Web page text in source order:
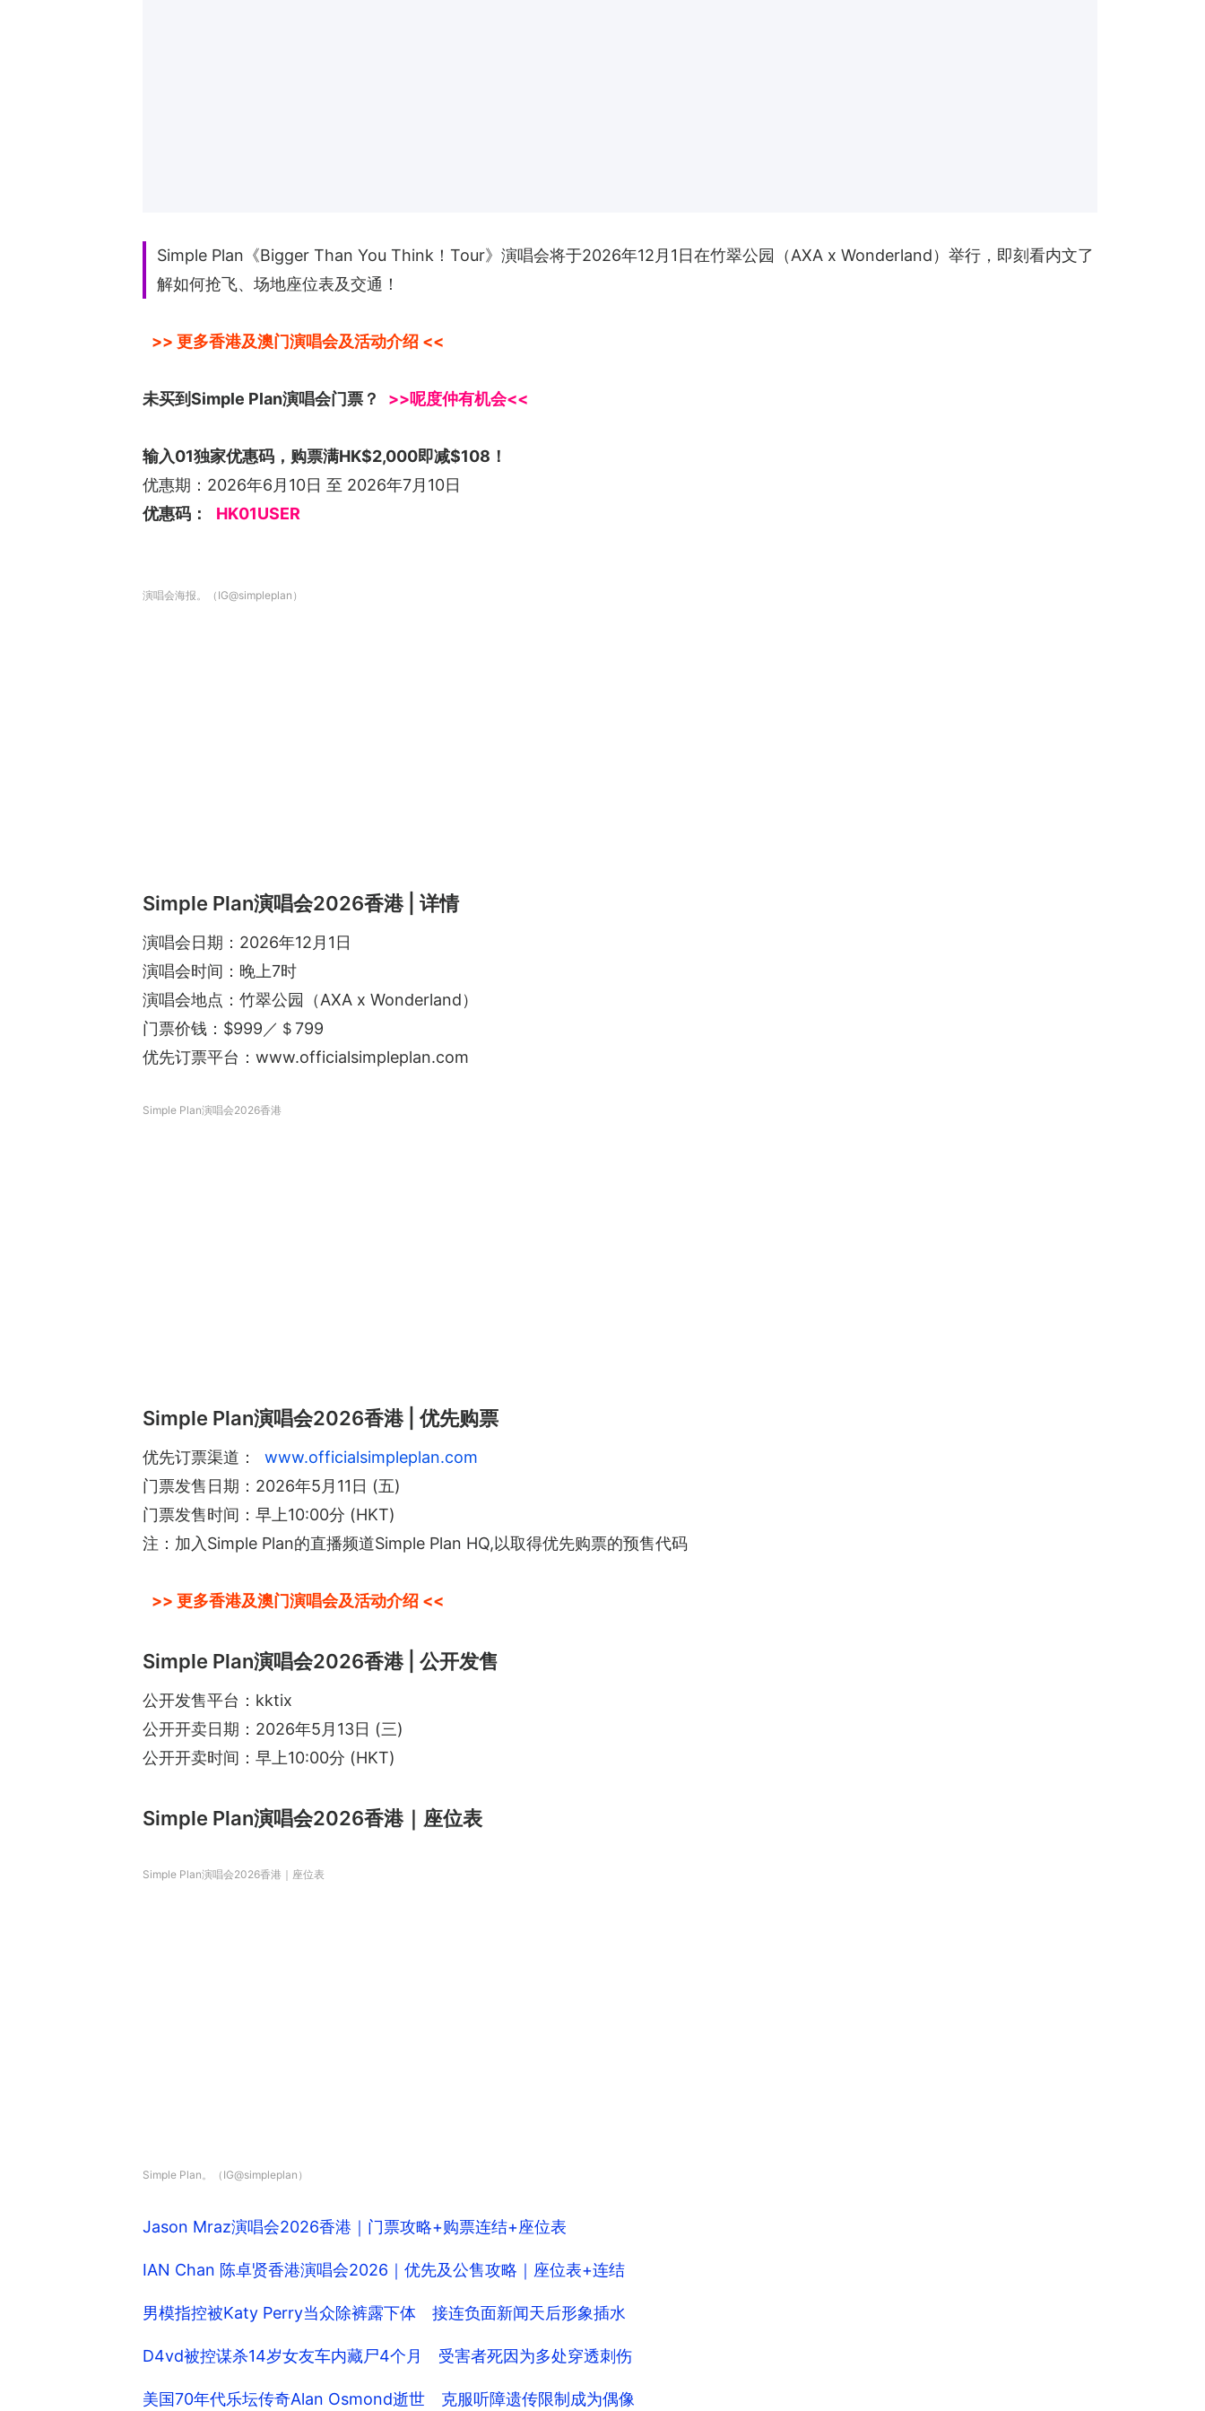
Simple Plan《Bigger Than You Think！Tour》演唱会将于2026年12月1日在竹翠公园（AXA x Wonderland）举行，即刻看内文了
解如何抢飞、场地座位表及交通！
>> 更多香港及澳门演唱会及活动介绍 <<
未买到Simple Plan演唱会门票？ >>呢度仲有机会<<
输入01独家优惠码，购票满HK$2,000即减$108！
优惠期：2026年6月10日 至 2026年7月10日
优惠码：
HK01USER
演唱会海报。（IG@simpleplan）
Simple Plan演唱会2026香港 | 详情
演唱会日期：2026年12月1日
演唱会时间：晚上7时
演唱会地点：竹翠公园（AXA x Wonderland）
门票价钱：$999／＄799
优先订票平台：www.officialsimpleplan.com
Simple Plan演唱会2026香港
Simple Plan演唱会2026香港 | 优先购票
优先订票渠道：
www.officialsimpleplan.com
门票发售日期：2026年5月11日 (五)
门票发售时间：早上10:00分 (HKT)
注：加入Simple Plan的直播频道Simple Plan HQ,以取得优先购票的预售代码
>> 更多香港及澳门演唱会及活动介绍 <<
Simple Plan演唱会2026香港 | 公开发售
公开发售平台：kktix
公开开卖日期：2026年5月13日 (三)
公开开卖时间：早上10:00分 (HKT)
Simple Plan演唱会2026香港｜座位表
Simple Plan演唱会2026香港｜座位表
Simple Plan。（IG@simpleplan）
Jason Mraz演唱会2026香港｜门票攻略+购票连结+座位表
IAN Chan 陈卓贤香港演唱会2026｜优先及公售攻略｜座位表+连结
男模指控被Katy Perry当众除裤露下体 接连负面新闻天后形象插水
D4vd被控谋杀14岁女友车内藏尸4个月 受害者死因为多处穿透刺伤
美国70年代乐坛传奇Alan Osmond逝世 克服听障遗传限制成为偶像